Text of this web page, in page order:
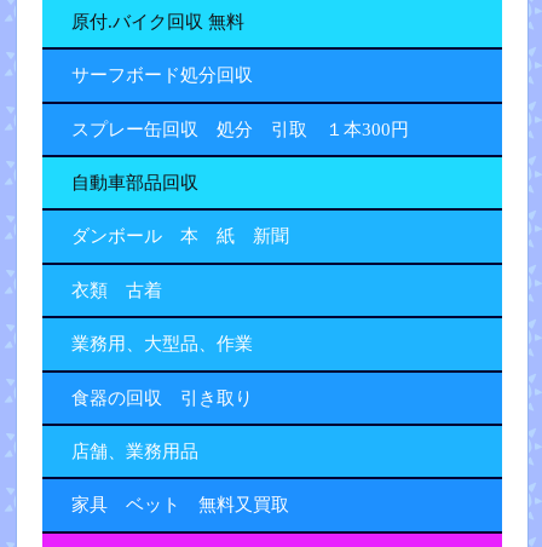
原付.バイク回収 無料
サーフボード処分回収
スプレー缶回収 処分 引取 １本300円
自動車部品回収
ダンボール 本 紙 新聞
衣類 古着
業務用、大型品、作業
食器の回収 引き取り
店舗、業務用品
家具 ベット 無料又買取